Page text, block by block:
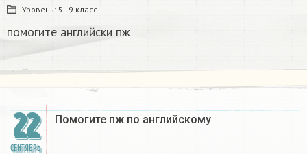
Уровень: 5 - 9 класс
помогите английски пж
22
СЕНТЯБРЬ
Помогите пж по английскому